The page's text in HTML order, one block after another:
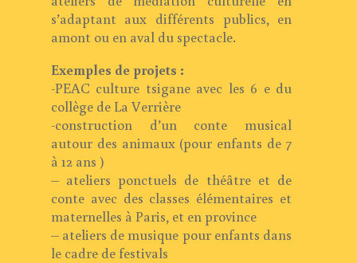
s’adaptant aux différents publics, en
amont ou en aval du spectacle.
Exemples de projets :
-PEAC culture tsigane avec les 6 e du
collège de La Verrière
-construction d’un conte musical
autour des animaux (pour enfants de 7
à 12 ans )
– ateliers ponctuels de théâtre et de
conte avec des classes élémentaires et
maternelles à Paris, et en province
– ateliers de musique pour enfants dans
le cadre de festivals